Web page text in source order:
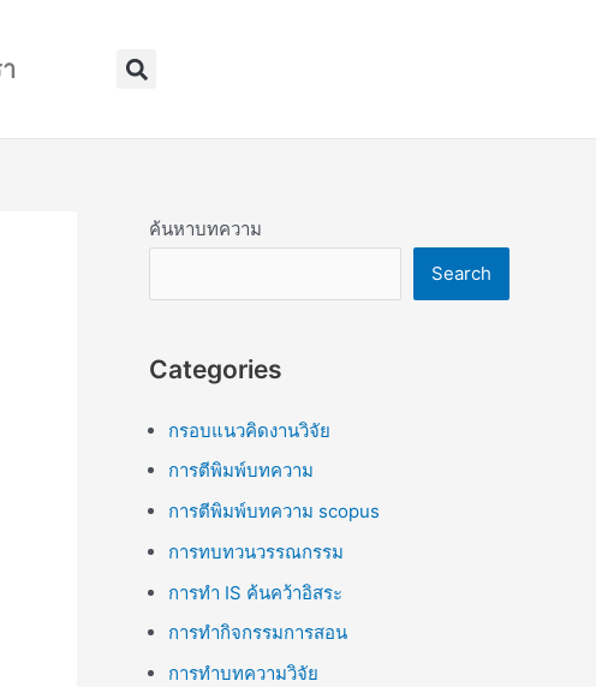
Search
ค้นหาบทความ
Search
Categories
กรอบแนวคิดงานวิจัย
การตีพิมพ์บทความ
การตีพิมพ์บทความ scopus
การทบทวนวรรณกรรม
การทำ IS ค้นคว้าอิสระ
การทำกิจกรรมการสอน
การทำบทความวิจัย